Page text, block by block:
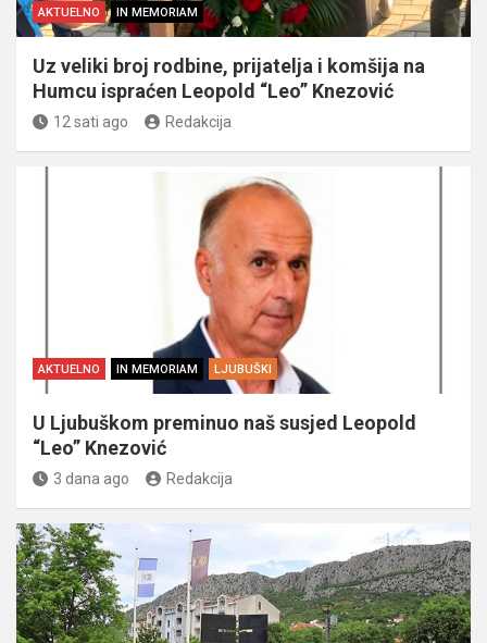
AKTUELNO IN MEMORIAM
Uz veliki broj rodbine, prijatelja i komšija na
Humcu ispraćen Leopold “Leo” Knezović
12 sati ago Redakcija
AKTUELNO IN MEMORIAM LJUBUŠKI
U Ljubuškom preminuo naš susjed Leopold
“Leo” Knezović
3 dana ago Redakcija